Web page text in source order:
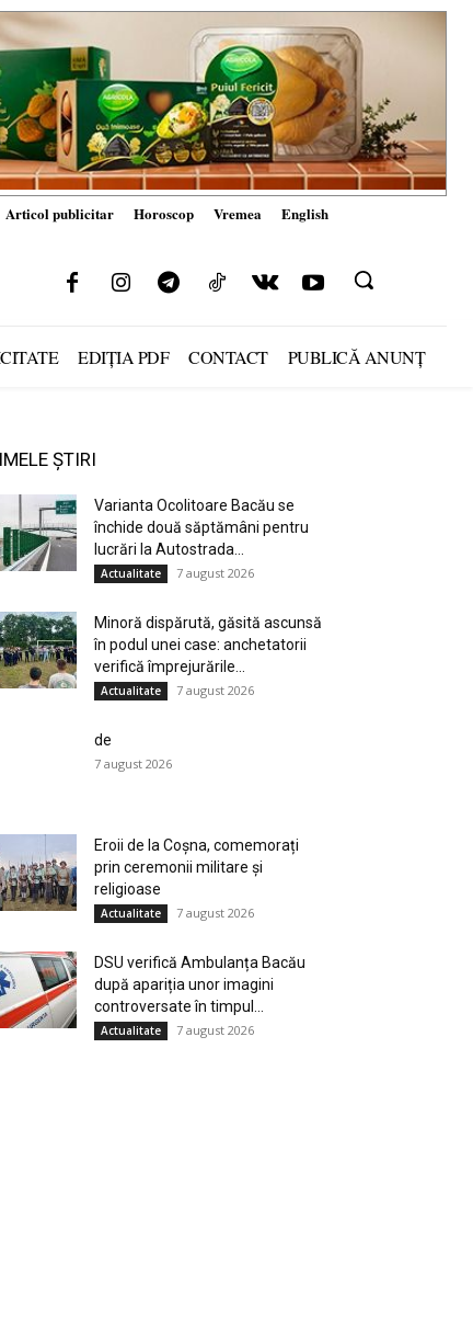
Articol publicitar Horoscop Vremea English
EDIȚIA PDF CONTACT PUBLICĂ ANUNȚ
ȘTIRI
Varianta Ocolitoare Bacău se
închide două săptămâni pentru
lucrări la Autostrada...
Actualitate 7 august 2026
Minoră dispărută, găsită ascunsă
în podul unei case: anchetatorii
verifică împrejurările...
Actualitate 7 august 2026
de
7 august 2026
Eroii de la Coșna, comemorați
prin ceremonii militare și
religioase
Actualitate 7 august 2026
DSU verifică Ambulanța Bacău
după apariția unor imagini
controversate în timpul...
Actualitate 7 august 2026